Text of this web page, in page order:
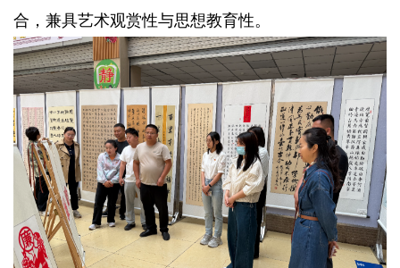
合，兼具艺术观赏性与思想教育性。